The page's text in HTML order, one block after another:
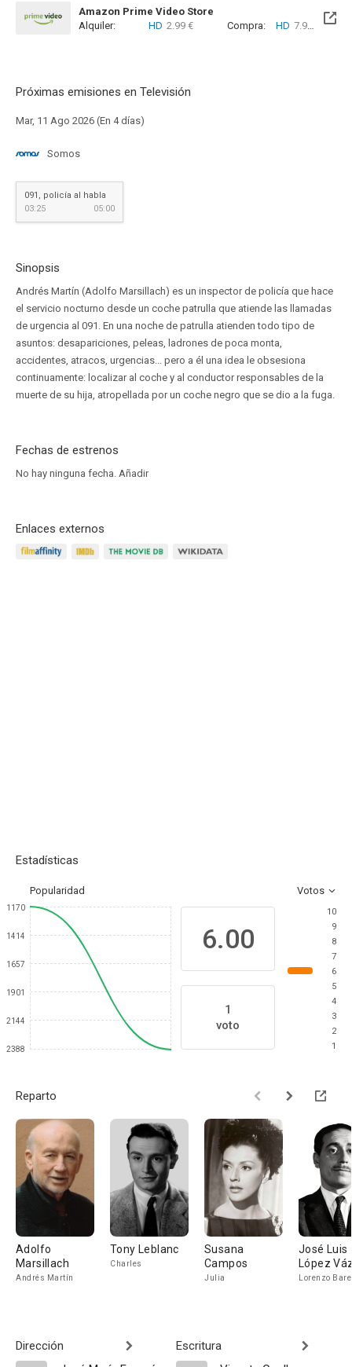
Amazon Prime Video Store
Alquiler:
HD 2.99 € Compra: HD 7.99 €
Próximas emisiones en Televisión
Mar, 11 Ago 2026 (En 4 días)
Somos
091, policía al habla
03:25
05:00
Sinopsis
Andrés Martín (Adolfo Marsillach) es un inspector de policía que hace
el servicio nocturno desde un coche patrulla que atiende las llamadas
de urgencia al 091. En una noche de patrulla atienden todo tipo de
asuntos: desapariciones, peleas, ladrones de poca monta,
accidentes, atracos, urgencias... pero a él una idea le obsesiona
continuamente: localizar al coche y al conductor responsables de la
muerte de su hija, atropellada por un coche negro que se dio a la fuga.
Fechas de estrenos
No hay ninguna fecha. Añadir
Enlaces externos
Estadísticas
Popularidad Votos
1170
1414
1657
1901
2144
2388
6.00
1
voto
10
9
8
7
6
5
4
3
2
1
Reparto
Adolfo
Marsillach
Andrés Martín
Tony Leblanc
Charles
Susana
Campos
Julia
José Luis
López
Lorenzo
Dirección
Escritura